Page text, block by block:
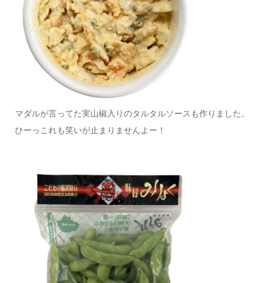
マダルが言ってた実山椒入りのタルタルソースも作りました。
ひーっこれも笑いが止まりませんよー！